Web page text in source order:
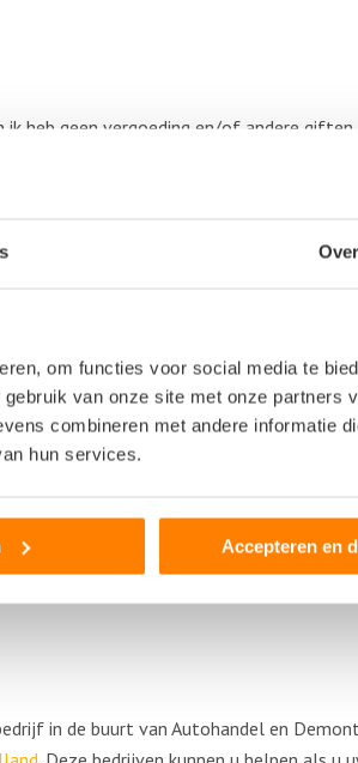
Over
om functies voor social media te
van onze site met onze partners
combineren met andere informatie
hun services.
Accepteren en
heb geen vergoeding en/of andere
Op het schrijven van een
in de buurt van Autohandel en